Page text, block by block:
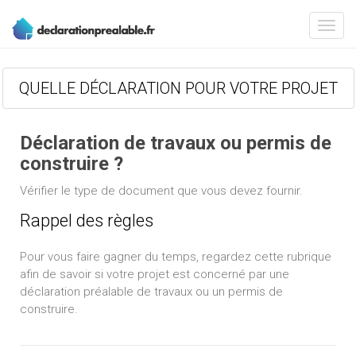
QUELLE DÉCLARATION POUR VOTRE PROJET
Déclaration de travaux ou permis de
construire ?
Vérifier le type de document que vous devez fournir.
Rappel des règles
Pour vous faire gagner du temps, regardez cette rubrique
afin de savoir si votre projet est concerné par une
déclaration préalable de travaux ou un permis de
construire.